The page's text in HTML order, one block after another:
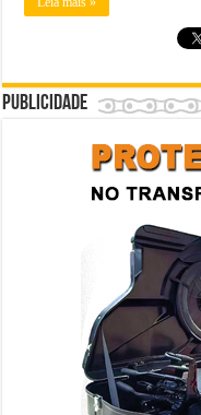
Publicidade